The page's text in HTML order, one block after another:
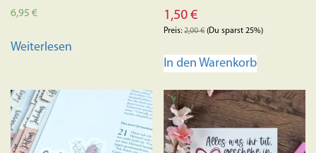
6,95 €
Weiterlesen
1,50€
Preis:2,00€(Du sparst 25%)
In den Warenkorb